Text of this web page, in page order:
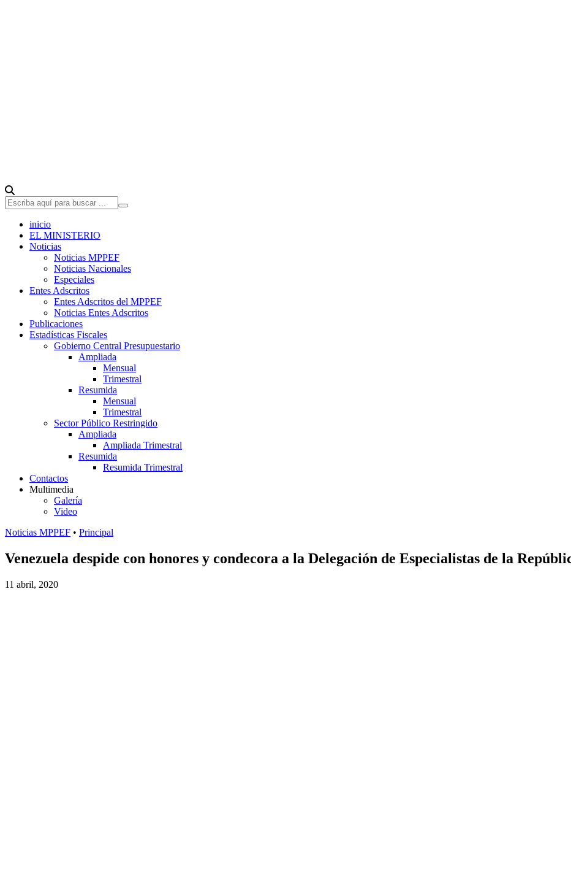
inicio
EL MINISTERIO
Noticias
Noticias MPPEF
Noticias Nacionales
Especiales
Entes Adscritos
Entes Adscritos del MPPEF
Noticias Entes Adscritos
Publicaciones
Estadísticas Fiscales
Gobierno Central Presupuestario
Ampliada
Mensual
Trimestral
Resumida
Mensual
Trimestral
Sector Público Restringido
Ampliada
Ampliada Trimestral
Resumida
Resumida Trimestral
Contactos
Multimedia
Galería
Video
Noticias MPPEF • Principal
Venezuela despide con honores y condecora a la Delegación de Especialistas de la
11 abril, 2020